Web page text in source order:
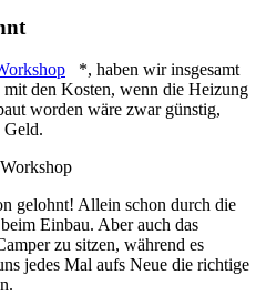
*, haben wir insgesamt
den Kosten, wenn die Heizung
worden wäre zwar günstig,
Geld.
gelohnt! Allein schon durch die
Einbau. Aber auch das
zu sitzen, während es
jedes Mal aufs Neue die richtige